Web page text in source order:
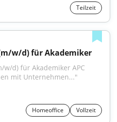
Teilzeit
w/d) für Akademiker
w/d) für Akademiker APC
mit Unternehmen..."
Homeoffice Vollzeit